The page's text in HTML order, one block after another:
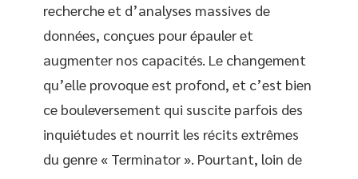
recherche et d’analyses massives de
données, conçues pour épauler et
augmenter nos capacités. Le changement
qu’elle provoque est profond, et c’est bien
ce bouleversement qui suscite parfois des
inquiétudes et nourrit les récits extrêmes
du genre « Terminator ». Pourtant, loin de